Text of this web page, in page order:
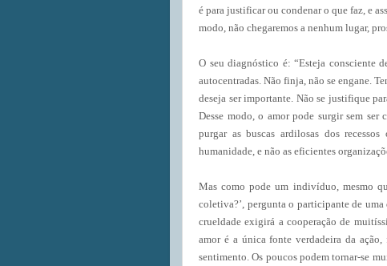
é para justificar ou condenar o que faz, e
modo, não chegaremos a nenhum lugar,
O seu diagnóstico é: “Esteja consciente
autocentradas. Não finja, não se engane.
deseja ser importante. Não se justifique
Desse modo, o amor pode surgir sem
purgar as buscas ardilosas dos
humanidade, e não as eficientes
Mas como pode um indivíduo, mesmo
coletiva?’, pergunta o participante de
crueldade exigirá a cooperação de
amor é a única fonte verdadeira da
sentimento. Os poucos podem tornar-se